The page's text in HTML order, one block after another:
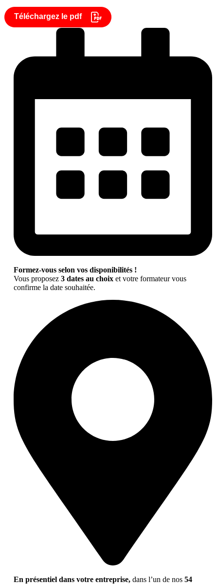
Téléchargez le pdf
Formez-vous selon vos disponibilités !
Vous proposez 3 dates au choix et votre formateur vous
confirme la date souhaitée.
En présentiel dans votre entreprise, dans l’un de nos 54